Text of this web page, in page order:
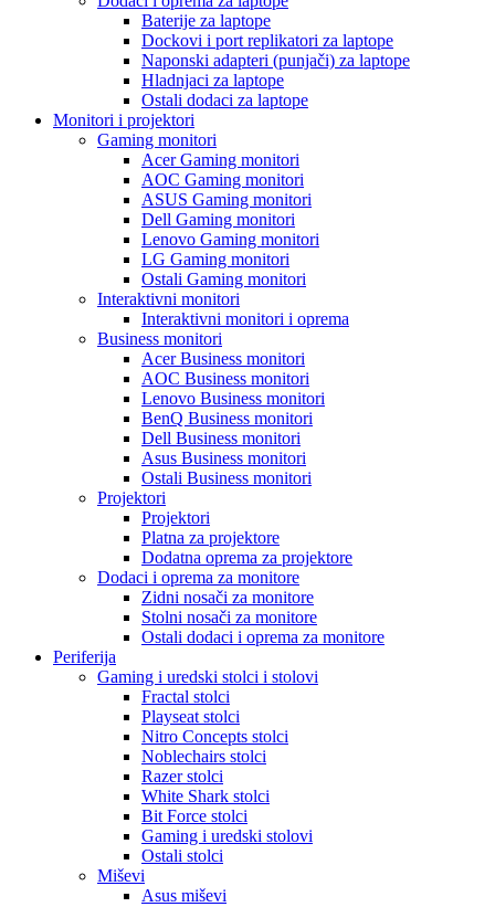
Baterije za laptope
Dockovi i port replikatori za laptope
Naponski adapteri (punjači) za laptope
Hladnjaci za laptope
Ostali dodaci za laptope
Monitori i projektori
Gaming monitori
Acer Gaming monitori
AOC Gaming monitori
ASUS Gaming monitori
Dell Gaming monitori
Lenovo Gaming monitori
LG Gaming monitori
Ostali Gaming monitori
Interaktivni monitori
Interaktivni monitori i oprema
Business monitori
Acer Business monitori
AOC Business monitori
Lenovo Business monitori
BenQ Business monitori
Dell Business monitori
Asus Business monitori
Ostali Business monitori
Projektori
Projektori
Platna za projektore
Dodatna oprema za projektore
Dodaci i oprema za monitore
Zidni nosači za monitore
Stolni nosači za monitore
Ostali dodaci i oprema za monitore
Periferija
Gaming i uredski stolci i stolovi
Fractal stolci
Playseat stolci
Nitro Concepts stolci
Noblechairs stolci
Razer stolci
White Shark stolci
Bit Force stolci
Gaming i uredski stolovi
Ostali stolci
Miševi
Asus miševi